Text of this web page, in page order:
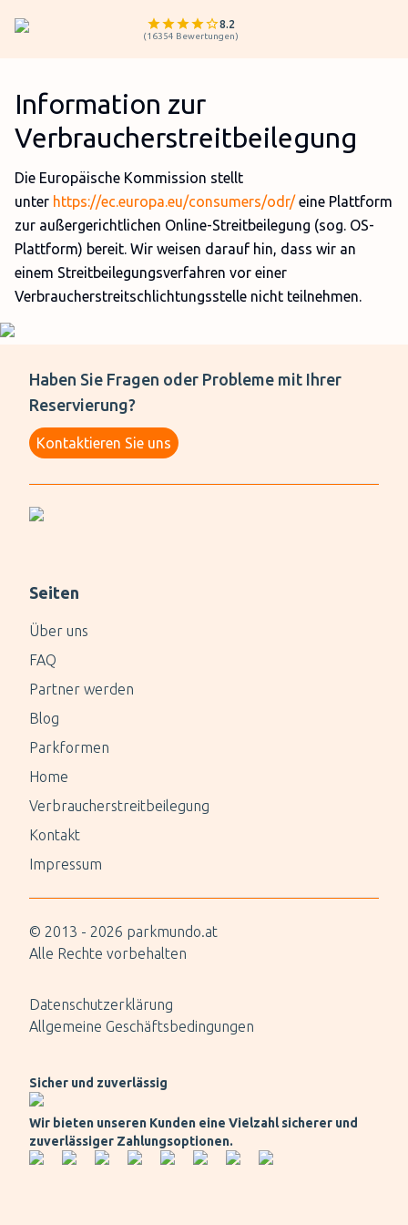
8.2
(16354 Bewertungen)
Information zur
Verbraucherstreitbeilegung
Die Europäische Kommission stellt
unter https://ec.europa.eu/consumers/odr/eine Plattform
zur außergerichtlichen Online-Streitbeilegung (sog. OS-
Plattform) bereit. Wir weisen darauf hin, dass wir an
einem Streitbeilegungsverfahren vor einer
Verbraucherstreitschlichtungsstelle nicht teilnehmen.
Haben Sie Fragen oder Probleme mit Ihrer
Reservierung?
Kontaktieren Sie uns
Seiten
Über uns
FAQ
Partner werden
Blog
Parkformen
Home
Verbraucherstreitbeilegung
Kontakt
Impressum
© 2013 - 2026 parkmundo.at
Alle Rechte vorbehalten
Datenschutzerklärung
Allgemeine Geschäftsbedingungen
Sicher und zuverlässig
Wir bieten unseren Kunden eine Vielzahl sicherer und
zuverlässiger Zahlungsoptionen.